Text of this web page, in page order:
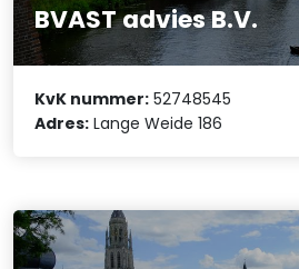
BVAST advies B.V.
KvK nummer: 52748545
Adres: Lange Weide 186